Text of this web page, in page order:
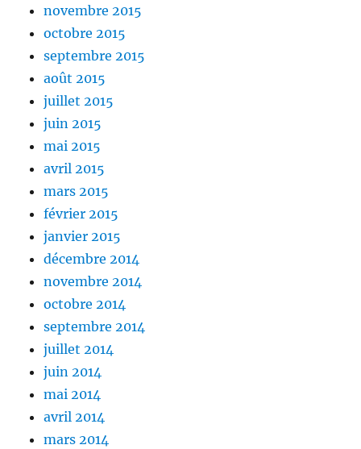
novembre 2015
octobre 2015
septembre 2015
août 2015
juillet 2015
juin 2015
mai 2015
avril 2015
mars 2015
février 2015
janvier 2015
décembre 2014
novembre 2014
octobre 2014
septembre 2014
juillet 2014
juin 2014
mai 2014
avril 2014
mars 2014